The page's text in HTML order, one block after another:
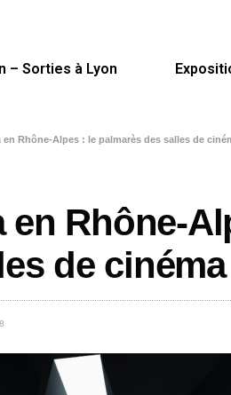
– Sorties à Lyon
en Rhône-Alpes : le palmarès des salles de
en Rhône-
de cinéma